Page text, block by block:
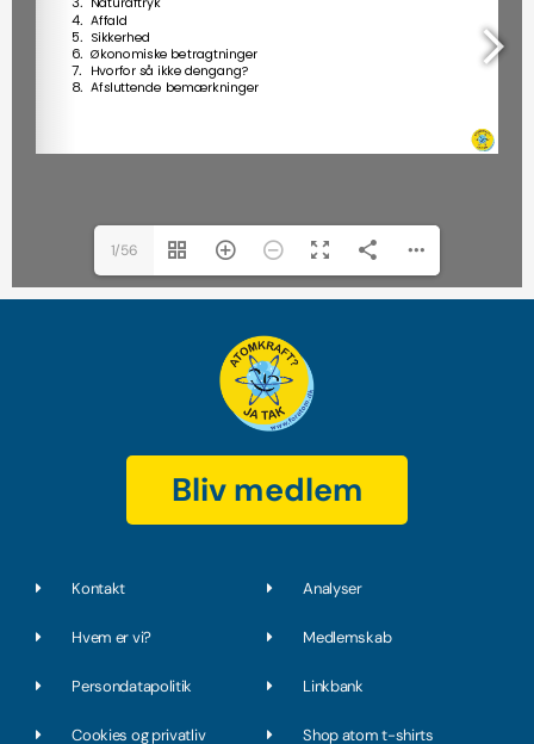
1/56
Bliv medlem
Kontakt
Hvem er vi?
Persondatapolitik
Cookies og privatliv
Analyser
Medlemskab
Linkbank
Shop atom t-shirts